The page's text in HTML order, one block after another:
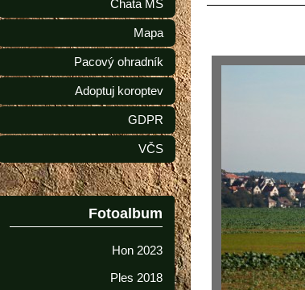
Chata MS
Mapa
Pacový ohradník
Adoptuj koroptev
GDPR
VČS
Fotoalbum
Hon 2023
Ples 2018